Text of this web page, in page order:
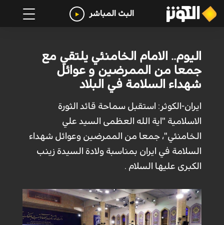
البث المباشر
اليوم.. الامام الخامنئي يلتقي مع
جمعا من الممرضين و عوائل
شهداء السلامة في البلاد
ايران-الكوثر: استقبل سماحة قائد الثورة
الاسلامية "اية الله العظمى السيد علي
الخامنئي"، جمعا من الممرضين وعوائل شهداء
السلامة في ايران بمناسبة ولادة السيدة زينب
الكبرى عليها السلام .